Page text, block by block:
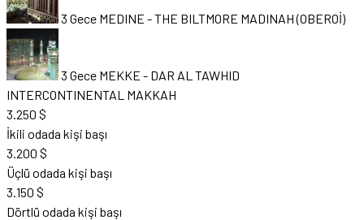
3 Gece MEDINE -THE BILTMORE MADINAH (OBEROİ)
3 Gece MEKKE - DAR AL TAWHID
INTERCONTINENTAL MAKKAH
3.250 $
İkili odada kişi başı
3.200 $
Üçlü odada kişi başı
3.150 $
Dörtlü odada kişi başı